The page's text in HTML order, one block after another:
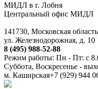
МИДЛ в г. Лобня
Центральный офис МИДЛ
141730, Московская
ул. Железнодорожная, д. 10
8 (495) 988-52-88
Режим работы: Пн - Пт: с
Суббота, Воскресенье -
м. Каширская+7 (929) 944